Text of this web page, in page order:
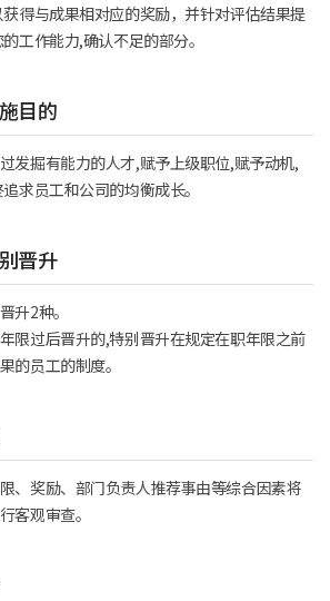
得与成果相对应的奖励，并针对评估结果提
工作能力,确认不足的部分。
目的
发掘有能力的人才,赋予上级职位,赋予动机,
求员工和公司的均衡成长。
晋升
升2种。
限过后晋升的,特别晋升在规定在职年限之前
的员工的制度。
、奖励、部门负责人推荐事由等综合因素将
客观审查。